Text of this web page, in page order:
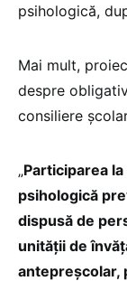
psihologică,
Mai mult,
despre
consiliere
„Participarea
psihologică
dispusă de
unității de
antepreșcolar,